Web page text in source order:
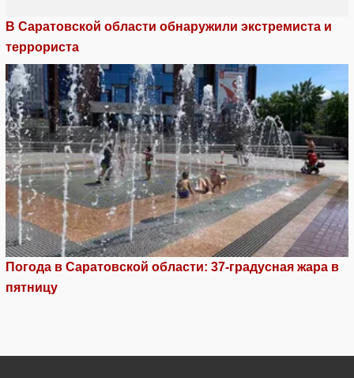
В Саратовской области обнаружили экстремиста и
террориста
Погода в Саратовской области: 37-градусная жара в
пятницу